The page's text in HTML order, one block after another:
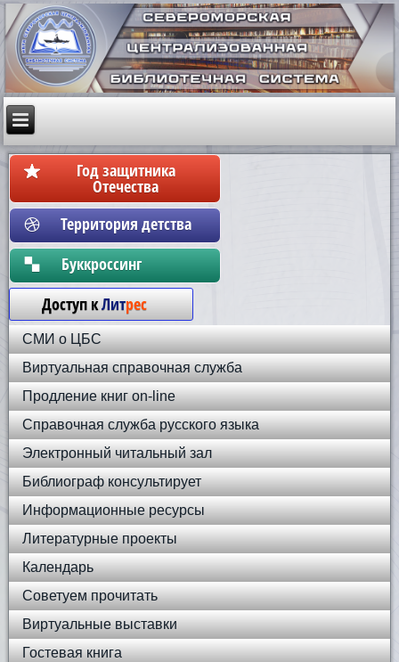
Год защитника
Отечества
Территория детства
Бyккpoccинг
Доступ кЛитрес
СМИ о ЦБС
Виртуальная справочная служба
Продление книг on-line
Справочная служба русского языка
Электронный читальный зал
Библиограф консультирует
Информационные ресурсы
Литературные проекты
Календарь
Советуем прочитать
Виртуальные выставки
Гостевая книга